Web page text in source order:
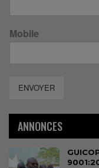
Mobile
ENVOYER
ANNONCES